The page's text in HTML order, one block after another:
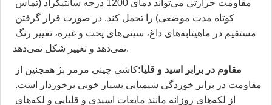
نمی‌دهد و تغییر شکل نمی‌دهد.
مقاوم در برابر اسید و قلیا: